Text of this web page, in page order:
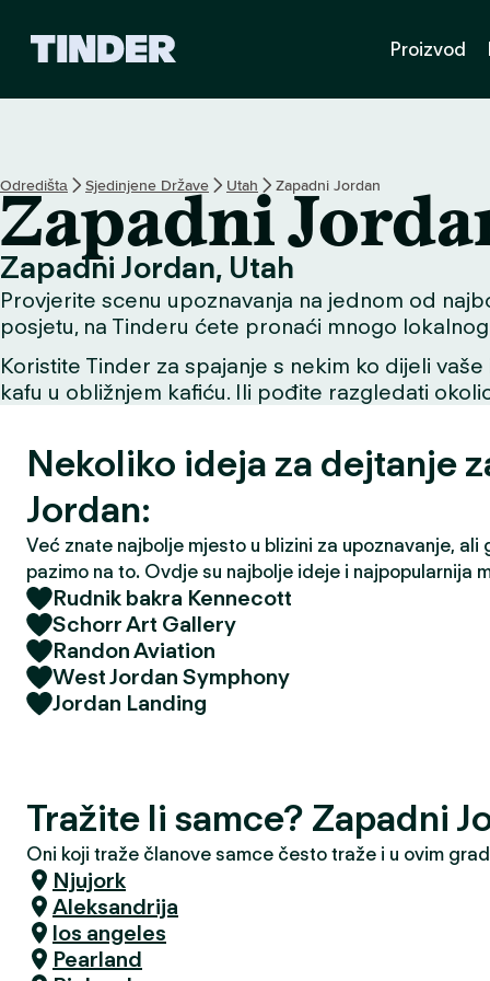
H
o
m
e
Proizvod
Odredištа Sjedinjene Države Utah Zapadni Jordan
Zapadni
Zapadni Jordan, Utah
Provjerite scenu upoznavanja na jednom od
posjetu, na Tinderu ćete pronaći mnogo
Koristite Tinder za spajanje s nekim ko dijeli
kafu u obližnjem kafiću. Ili pođite razgledati
Nekoliko ideja za dejtanje
Jordan:
Već znate najbolje mjesto u blizini za upoznavanje, ali
pazimo na to. Ovdje su najbolje ideje i najpopularnija
Rudnik bakra Kennecott
Schorr Art Gallery
Randon Aviation
West Jordan Symphony
Jordan Landing
Tražite li samce? Zapadni
Oni koji traže članove samce često traže i u ovim
Njujork
Aleksandrija
los angeles
Pearland